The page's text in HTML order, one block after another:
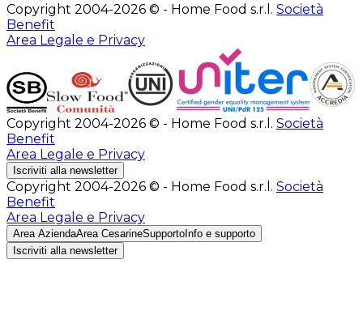
Copyright 2004-2026 © - Home Food s.r.l. Società
Benefit
Area Legale e Privacy
Copyright 2004-2026 © - Home Food s.r.l. Società
Benefit
Area Legale e Privacy
Iscriviti alla newsletter
Copyright 2004-2026 © - Home Food s.r.l. Società
Benefit
Area Legale e Privacy
Area AziendaArea CesarineSupporto Info e supporto
Iscriviti alla newsletter